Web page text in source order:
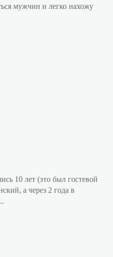
мужчин и легко нахожу
10 лет (это был гостевой
а через 2 года в